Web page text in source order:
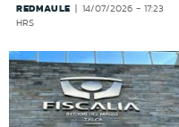
REDMAULE
14/07/2026 - 17:23
HRS